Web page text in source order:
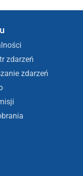
zdarzeń
zdarzeń